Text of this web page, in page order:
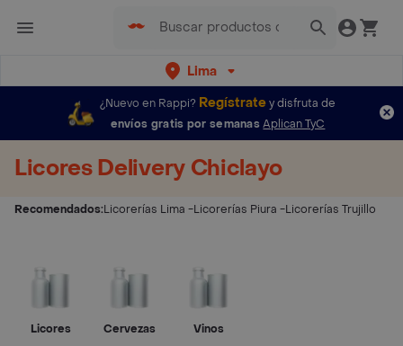
Lima
¿Nuevo en Rappi? Regístratey disfruta de
envíos gratis por semanas Aplican TyC
Licores Delivery Chiclayo
Recomendados:Licorerías Lima -Licorerías Piura -Licorerías Trujillo
Licores Cervezas Vinos